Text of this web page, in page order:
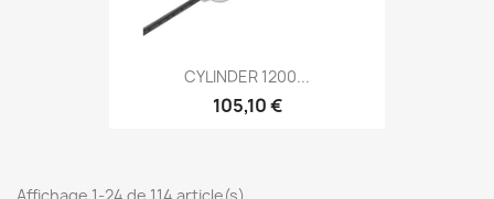
CYLINDER 1200...
105,10 €